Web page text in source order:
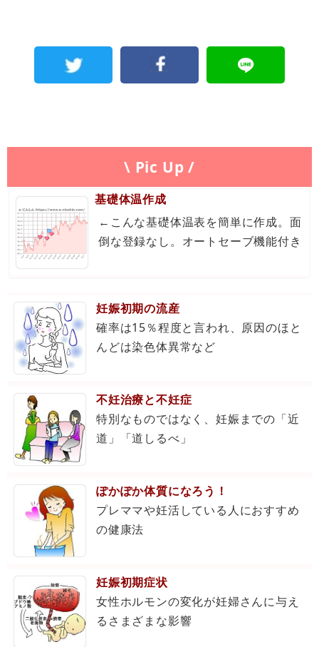
\ Pic Up /
基礎体温作成
←こんな基礎体温表を簡単に作成。面
倒な登録なし。オートセーブ機能付き
妊娠初期の流産
確率は15％程度と言われ、原因のほと
んどは染色体異常など
不妊治療と不妊症
特別なものではなく、妊娠までの「近
道」「道しるべ」
ぽかぽか体質になろう！
プレママや妊活している人におすすめ
の健康法
妊娠初期症状
女性ホルモンの変化が妊婦さんに与え
るさまざまな影響